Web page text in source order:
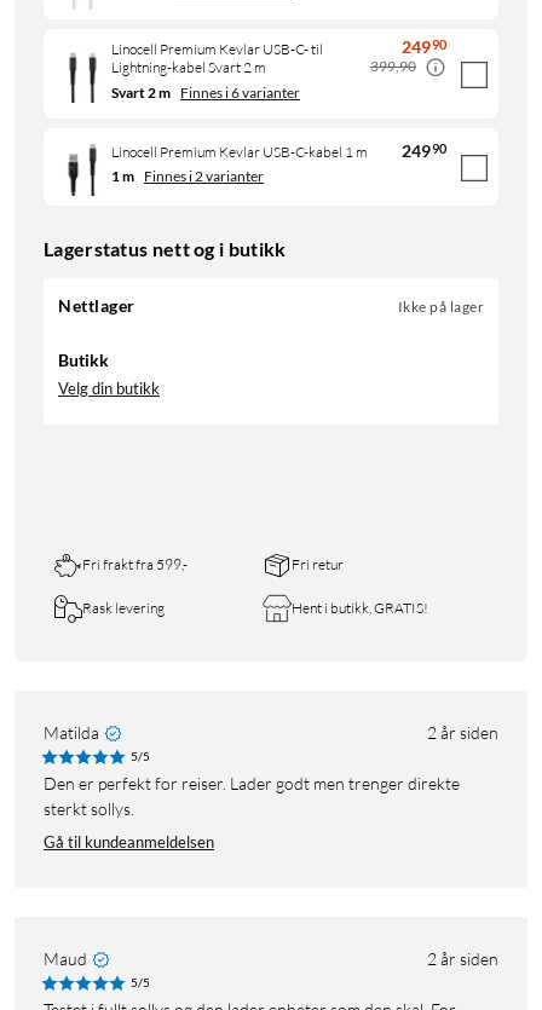
Linocell Premium Kevlar USB-C- til
Lightning-kabel Svart 2 m
24990
399,90
Svart 2 m Finnes i 6 varianter
Linocell Premium Kevlar USB-C-kabel 1 m 24990
1 m Finnes i 2 varianter
Lagerstatus nett og i butikk
Nettlager Ikke på lager
Butikk
Velg din butikk
Fri frakt fra 599,- Fri retur
Rask levering Hent i butikk, GRATIS!
Matilda 2 år siden
5/5
Den er perfekt for reiser. Lader godt men trenger direkte
sterkt sollys.
Gå til kundeanmeldelsen
Maud 2 år siden
5/5